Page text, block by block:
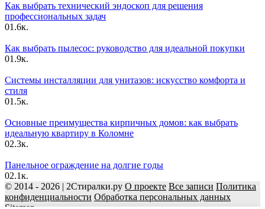
Как выбрать технический эндоскоп для решения
профессиональных задач
01.6к.
Как выбрать пылесос: руководство для идеальной покупки
01.9к.
Системы инсталляции для унитазов: искусство комфорта и
стиля
01.5к.
Основные преимущества кирпичных домов: как выбрать
идеальную квартиру в Коломне
02.3к.
Панельное ограждение на долгие годы
02.1к.
© 2014 - 2026 | 2Стиралки.ру О проекте Все записи Политика
конфиденциальности Обработка персональных данных